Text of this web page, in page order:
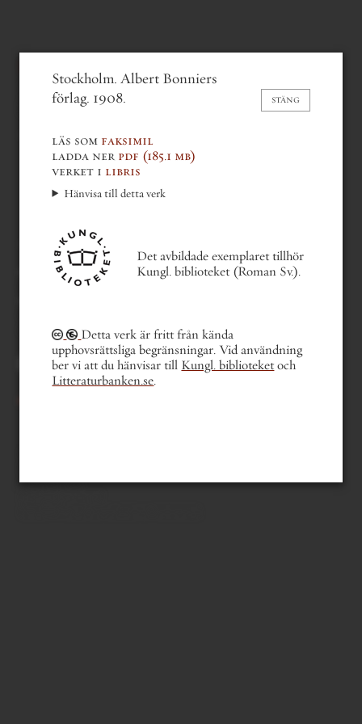
STÄNG
Stockholm. Albert Bonniers
förlag. 1908.
läs som faksimil
ladda ner pdf (185.1 mb)
verket i libris
Hänvisa till detta verk
Det avbildade exemplaret tillhör
Kungl. biblioteket (Roman Sv.).
Detta verk är fritt från kända
upphovsrättsliga begränsningar. Vid användning
ber vi att du hänvisar till Kungl. biblioteket och
Litteraturbanken.se.
En moders dagbok och andra
berättelser (1908)
gå bakåt en del
gå till nästa del
gå till sida . . .ix av xii
Du kan också bläddra med
tangentbordets piltangenter.
läsfokus